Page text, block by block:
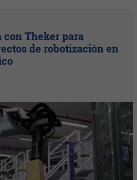
con Theker para
de robotización en